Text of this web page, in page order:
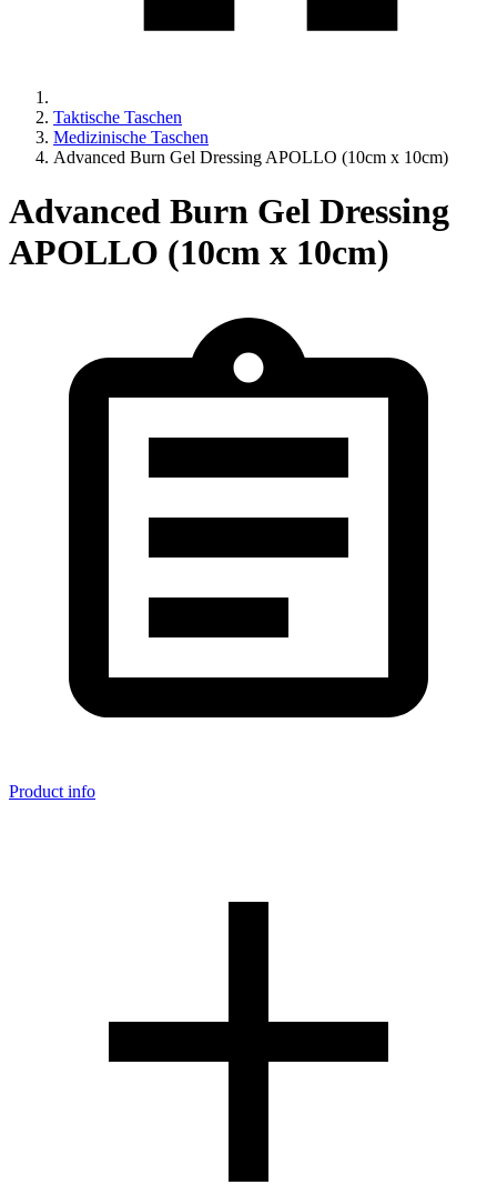
Taktische Taschen
Medizinische Taschen
Advanced Burn Gel Dressing APOLLO (10cm x 10cm)
Advanced Burn Gel Dressing
APOLLO (10cm x 10cm)
Product info